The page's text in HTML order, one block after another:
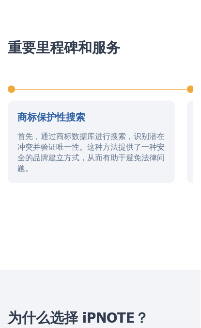
重要里程碑和服务
商标保护性搜索
首先，通过商标数据库进行搜索，识别潜在
冲突并验证唯一性。这种方法提供了一种安
全的品牌建立方式，从而有助于避免法律问
题。
为什么选择 iPNOTE？